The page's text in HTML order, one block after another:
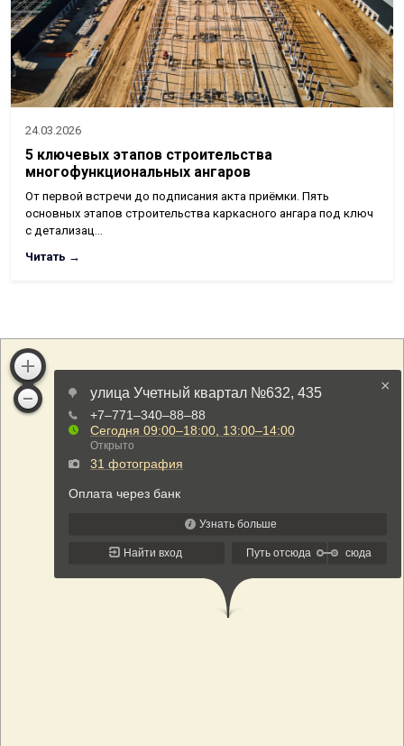
24.03.2026
5 ключевых этапов строительства
многофункциональных ангаров
От первой встречи до подписания акта приёмки. Пять
основных этапов строительства каркасного ангара под ключ
с детализац…
Читать →